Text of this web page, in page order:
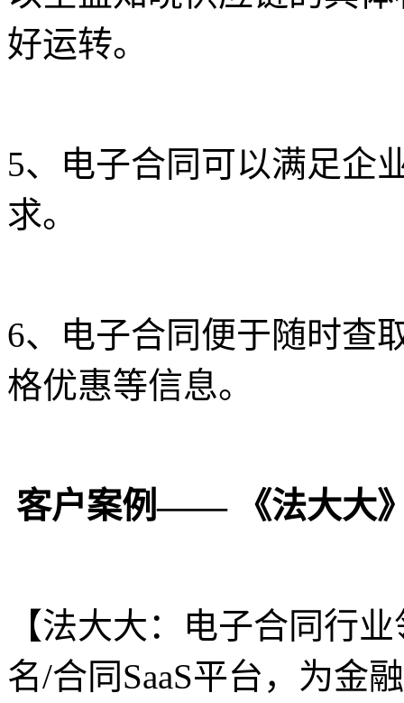
好运转。
5、电子合同可以满足企
求。
6、电子合同便于随时查
格优惠等信息。
客户案例——《法大大
【法大大：电子合同行
名/合同SaaS平台，为金